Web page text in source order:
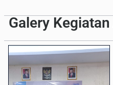
Galery Kegiatan